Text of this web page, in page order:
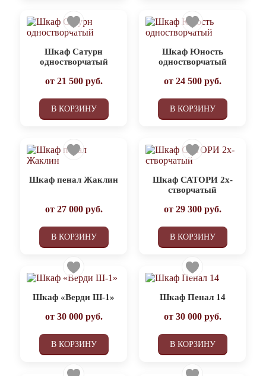
Шкаф Сатурн
одностворчатый
от 21 500руб.
В КОРЗИНУ
Шкаф Юность
одностворчатый
от 24 500руб.
В КОРЗИНУ
Шкаф пенал Жаклин
от 27 000руб.
В КОРЗИНУ
Шкаф САТОРИ 2х-
створчатый
от 29 300руб.
В КОРЗИНУ
Шкаф «Верди Ш-1»
от 30 000руб.
В КОРЗИНУ
Шкаф Пенал 14
от 30 000руб.
В КОРЗИНУ